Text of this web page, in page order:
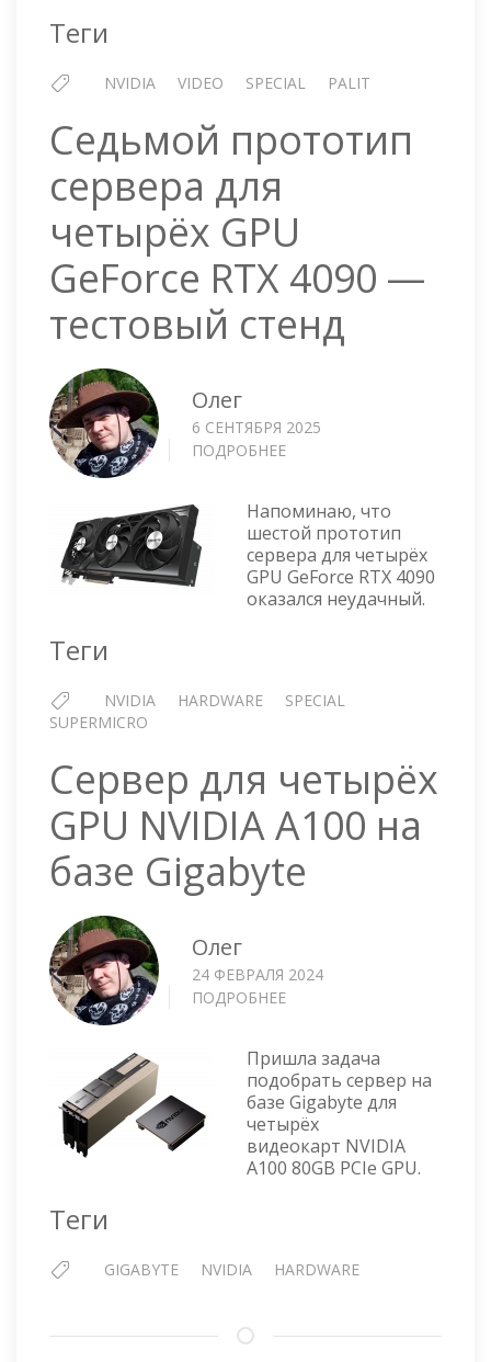
Теги
NVIDIA VIDEO SPECIAL PALIT
Седьмой прототип
сервера для
четырёх GPU
GeForce RTX 4090 —
тестовый стенд
Олег
6 СЕНТЯБРЯ 2025
ПОДРОБНЕЕ
СЕРВЕРА
ДЛЯ
ЧЕТЫРЁХ
GPU
GEFORCE
ТЕСТОВЫЙ
Напоминаю, что
шестой прототип
сервера для четырёх
GPU GeForce RTX 4090
оказался неудачный.
Теги
NVIDIA HARDWARE
SPECIAL
SUPERMICRO
Сервер для четырёх
GPU NVIDIA A100 на
базе Gigabyte
Олег
24 ФЕВРАЛЯ 2024
ПОДРОБНЕЕ
ЧЕТЫРЁХ
GPU
NVIDIA
A100
НА
БАЗЕ
Пришла задача
подобрать сервер на
базе Gigabyte для
четырёх
видеокарт NVIDIA
A100 80GB PCIe GPU.
Теги
GIGABYTE NVIDIA HARDWARE